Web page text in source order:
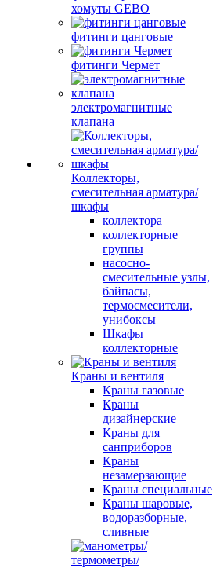
хомуты GEBO
фитинги цанговые
фитинги Чермет
электромагнитные
клапана
Коллекторы,
смесительная арматура/
шкафы
коллектора
коллекторные
группы
насосно-
смесительные узлы,
байпасы,
термосмесители,
унибоксы
Шкафы
коллекторные
Краны и вентиля
Краны газовые
Краны
дизайнерские
Краны для
санприборов
Краны
незамерзающие
Краны специальные
Краны шаровые,
водоразборные,
сливные